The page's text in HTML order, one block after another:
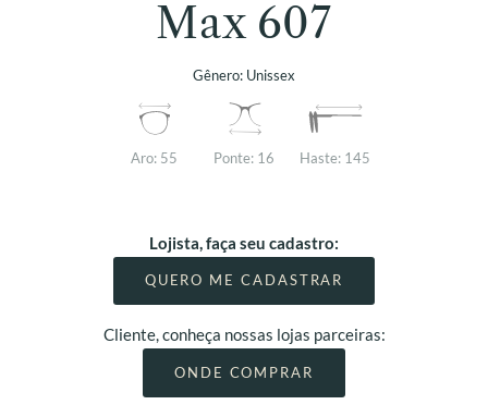
Max 607
Gênero: Unissex
Aro: 55 Ponte: 16 Haste: 145
Lojista, faça seu cadastro:
QUERO ME CADASTRAR
Cliente, conheça nossas lojas parceiras:
ONDE COMPRAR